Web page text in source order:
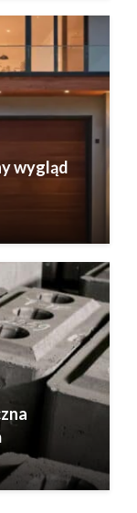
wygląd